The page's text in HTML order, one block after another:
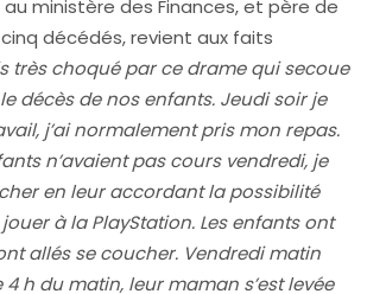
ministère des Finances, et père de
décédés, revient aux faits
très choqué par ce drame qui secoue
décès de nos enfants. Jeudi soir je
j’ai normalement pris mon repas.
n’avaient pas cours vendredi, je
en leur accordant la possibilité
à la PlayStation. Les enfants ont
allés se coucher. Vendredi matin
h du matin, leur maman s’est levée